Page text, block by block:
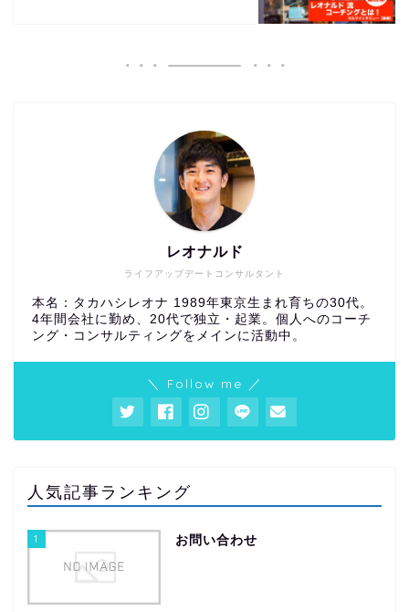
ライフアップデートコンサルタント
レオナルド
本名：タカハシレオナ 1989年東京生まれ育ちの30代。
4年間会社に勤め、20代で独立・起業。個人へのコーチ
ング・コンサルティングをメインに活動中。
＼ Follow me ／
人気記事ランキング
1 お問い合わせ